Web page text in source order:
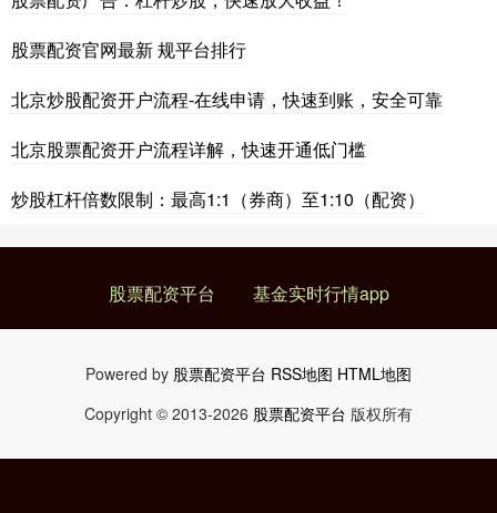
股票配资官网最新 规平台排行
北京炒股配资开户流程-在线申请，快速到账，安全可靠
北京股票配资开户流程详解，快速开通低门槛
炒股杠杆倍数限制：最高1:1（券商）至1:10（配资）
股票配资平台 基金实时行情app
Powered by 股票配资平台 RSS地图 HTML地图
Copyright © 2013-2026 股票配资平台 版权所有